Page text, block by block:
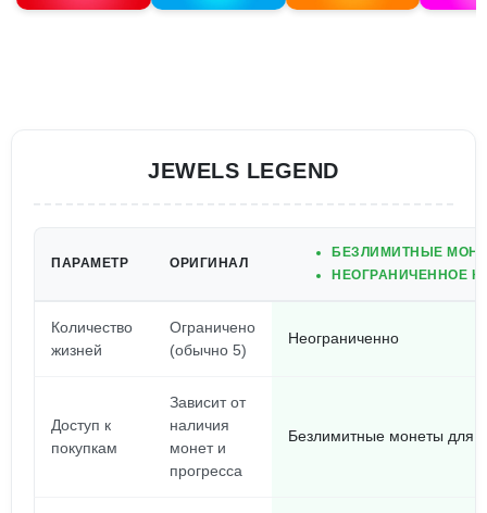
JEWELS LEGEND
ПАРАМЕТР ОРИГИНАЛ
БЕЗЛИМИТНЫЕ
НЕОГРАНИЧЕННОЕ
Количество
жизней
Ограничено
(обычно 5)
Неограниченно
Доступ к
покупкам
Зависит от
наличия
монет и
прогресса
Безлимитные монеты для